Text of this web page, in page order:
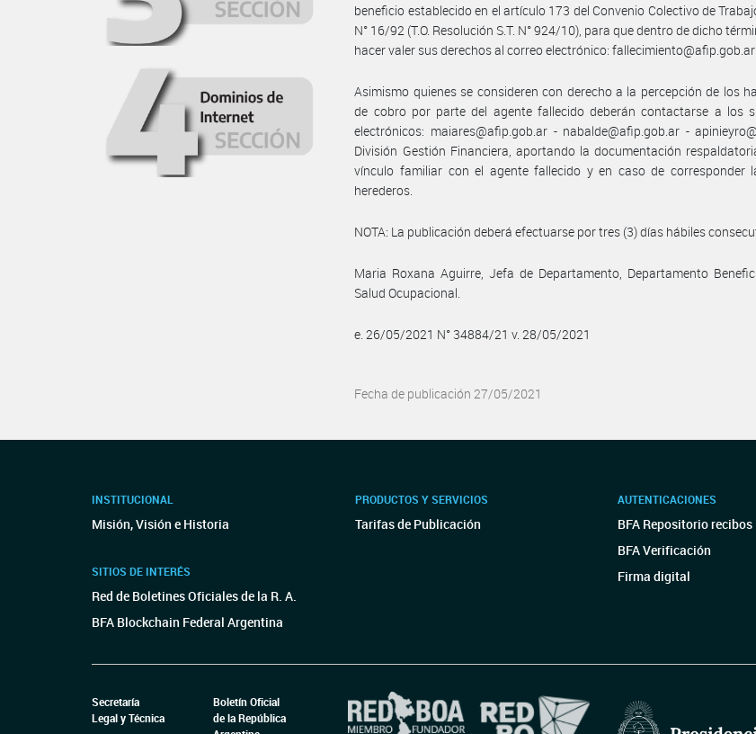
beneficio establecido en el artículo 173 del Convenio Colectivo de
N° 16/92 (T.O. Resolución S.T. N° 924/10), para que dentro de dicho
hacer valer sus derechos al correo electrónico: fallecimiento@afip.gob.ar
Asimismo quienes se consideren con derecho a la percepción de los
de cobro por parte del agente fallecido deberán contactarse a los
electrónicos: maiares@afip.gob.ar - nabalde@afip.gob.ar -
División Gestión Financiera, aportando la documentación
vínculo familiar con el agente fallecido y en caso de corresponder
herederos.
NOTA: La publicación deberá efectuarse por tres (3) días hábiles
Maria Roxana Aguirre, Jefa de Departamento, Departamento
Salud Ocupacional.
e. 26/05/2021 N° 34884/21 v. 28/05/2021
Fecha de publicación 27/05/2021
INSTITUCIONAL
Misión, Visión e Historia
SITIOS DE INTERÉS
Red de Boletines Oficiales de la R. A.
BFA Blockchain Federal Argentina
PRODUCTOS Y SERVICIOS
Tarifas de Publicación
AUTENTICACIONES
BFA Repositorio recibos
BFA Verificación
Firma digital
Secretaría
Legal y Técnica
Boletín Oficial
de la República